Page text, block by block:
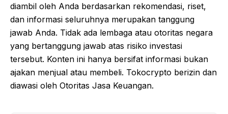
diambil oleh Anda berdasarkan rekomendasi, riset,
dan informasi seluruhnya merupakan tanggung
jawab Anda. Tidak ada lembaga atau otoritas negara
yang bertanggung jawab atas risiko investasi
tersebut. Konten ini hanya bersifat informasi bukan
ajakan menjual atau membeli. Tokocrypto berizin dan
diawasi oleh Otoritas Jasa Keuangan.